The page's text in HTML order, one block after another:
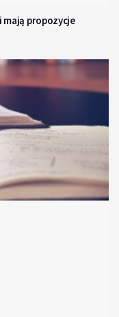
mają propozycje